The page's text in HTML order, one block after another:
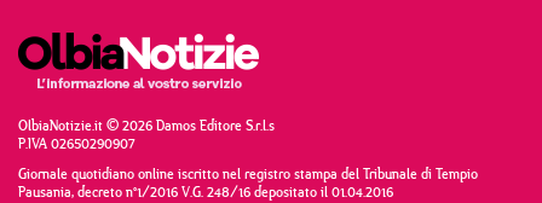
OlbiaNotizie.it © 2026 Damos Editore S.r.l.s
P.IVA 02650290907
Giornale quotidiano online iscritto nel registro stampa del Tribunale di Tempio
Pausania, decreto n°1/2016 V.G. 248/16 depositato il 01.04.2016